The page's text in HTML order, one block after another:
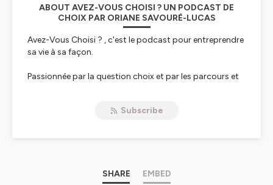
ABOUT AVEZ-VOUS CHOISI ? UN PODCAST DE
CHOIX PAR ORIANE SAVOURÉ-LUCAS
Avez-Vous Choisi ? , c'est le podcast pour entreprendre
sa vie à sa façon.
Passionnée par la question choix et par les parcours et
choix sous 3 formats depuis octobre 2018 :
• la Conversation avec une personne et son précieux
Subscribe
SHARE EMBED